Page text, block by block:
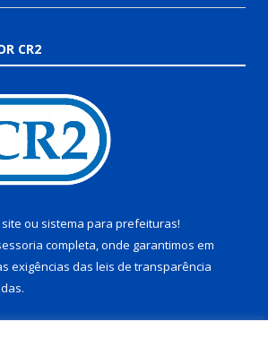
CR2
ou sistema para prefeituras!
completa, onde garantimos em
exigências das leis de transparência